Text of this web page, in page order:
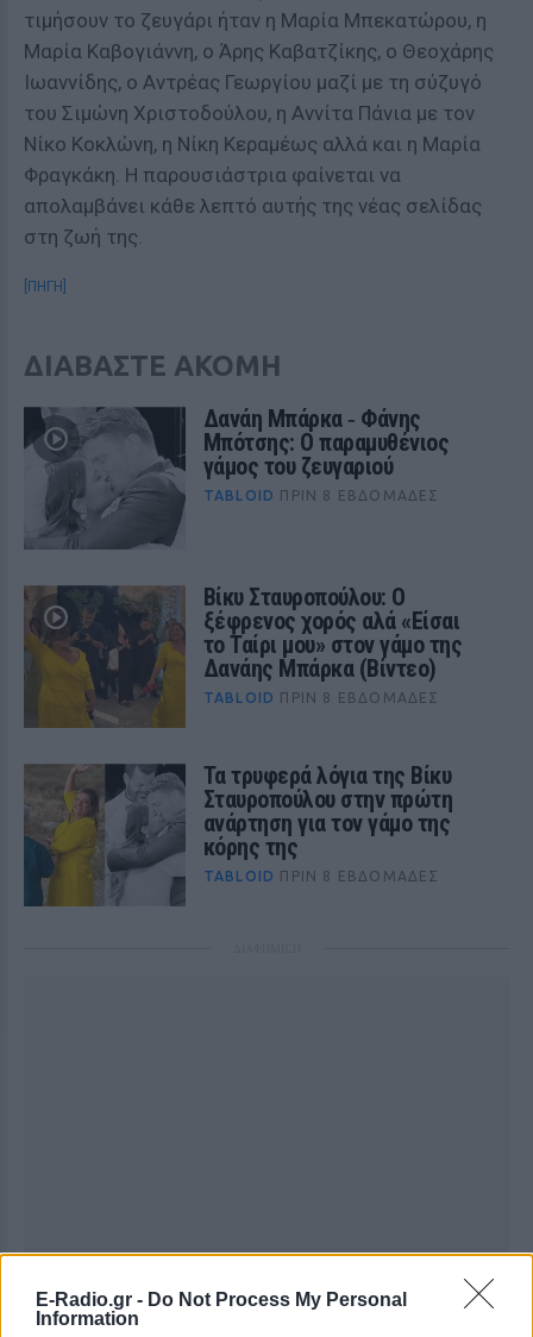
E-Radio.gr - Do Not Process My Personal
Information
τιμήσουν το ζευγάρι ήταν η Μαρία Μπεκατώρου, η
Μαρία Καβογιάννη, ο Άρης Καβατζίκης, ο Θεοχάρης
Ιωαννίδης, ο Αντρέας Γεωργίου μαζί με τη σύζυγό
του Σιμώνη Χριστοδούλου, η Αννίτα Πάνια με τον
Νίκο Κοκλώνη, η Νίκη Κεραμέως αλλά και η Μαρία
Φραγκάκη. Η παρουσιάστρια φαίνεται να
απολαμβάνει κάθε λεπτό αυτής της νέας σελίδας
στη ζωή της.
[ΠΗΓΗ]
ΔΙΑΒΑΣΤΕ ΑΚΟΜΗ
Δανάη Μπάρκα ‑ Φάνης
Μπότσης: Ο παραμυθένιος
γάμος του ζευγαριού
TABLOID ΠΡΙΝ 8 ΕΒΔΟΜΆΔΕΣ
Βίκυ Σταυροπούλου: Ο
ξέφρενος χορός αλά «Είσαι
το Ταίρι μου» στον γάμο της
Δανάης Μπάρκα (Βίντεο)
TABLOID ΠΡΙΝ 8 ΕΒΔΟΜΆΔΕΣ
Τα τρυφερά λόγια της Βίκυ
Σταυροπούλου στην πρώτη
ανάρτηση για τον γάμο της
κόρης της
TABLOID ΠΡΙΝ 8 ΕΒΔΟΜΆΔΕΣ